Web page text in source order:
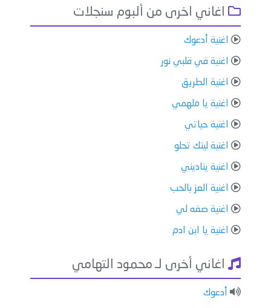
اغاني اخرى من ألبوم سنجلات
اغنية أدعوك
اغنية في قلبي نور
اغنية الطريق
اغنية يا ملهمي
اغنية حياتي
اغنية ليتك تحلو
اغنية يناديني
اغنية العز بالحب
اغنية صفه لي
اغنية يا ابن ادم
اغاني أخرى لـ محمود التهامي
أدعوك